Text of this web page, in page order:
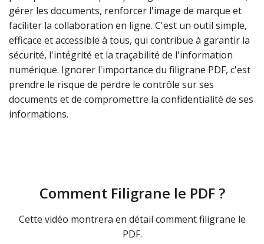
gérer les documents, renforcer l'image de marque et
faciliter la collaboration en ligne. C'est un outil simple,
efficace et accessible à tous, qui contribue à garantir la
sécurité, l'intégrité et la traçabilité de l'information
numérique. Ignorer l'importance du filigrane PDF, c'est
prendre le risque de perdre le contrôle sur ses
documents et de compromettre la confidentialité de ses
informations.
Comment Filigrane le PDF ?
Cette vidéo montrera en détail comment filigrane le
PDF.